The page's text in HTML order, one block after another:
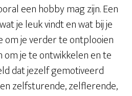
een hobby mag zijn. Een
je leuk vindt en wat bij je
om je verder te ontplooien
om je te ontwikkelen en te
dat jezelf gemotiveerd
zelfsturende, zelflerende,